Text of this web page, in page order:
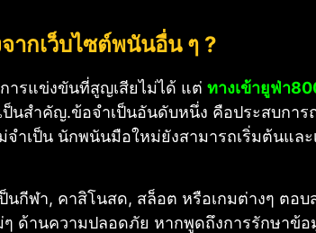
ากเว็บไซต์พนันอื่น ๆ ?
ารแข่งขันที่สูญเสียไม่ได้ แต่ ทางเข้ายูฟ่า
ป็นสำคัญ.ข้อจำเป็นอันดับหนึ่ง คือประสบกา
ำเป็น นักพนันมือใหม่ยังสามารถเริ่มต้นแล
นกีฬา, คาสิโนสด, สล็อต หรือเกมต่างๆ ต
ด้านความปลอดภัย หากพูดถึงการรักษาข้